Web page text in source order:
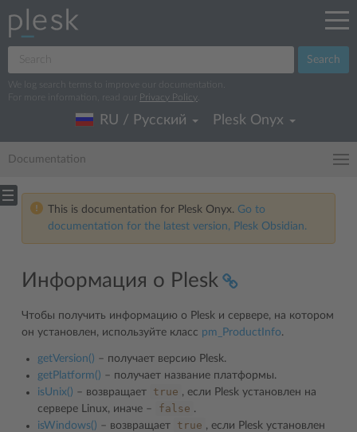
Search
We log search terms to improve our documentation.
For more information, read our
Privacy Policy
RU / Русский Plesk Onyx
Documentation
This is documentation for Plesk Onyx. Go to
documentation for the latest version, Plesk Obsidian.
Информация о Plesk
Чтобы получить информацию о Plesk и сервере, на котором
он установлен, используйте класс pm_ProductInfo.
getVersion() – получает версию Plesk.
getPlatform() – получает название платформы.
isUnix() – возвращает true , если Plesk установлен на
сервере Linux, иначе –
false .
isWindows() – возвращает true , если Plesk установлен